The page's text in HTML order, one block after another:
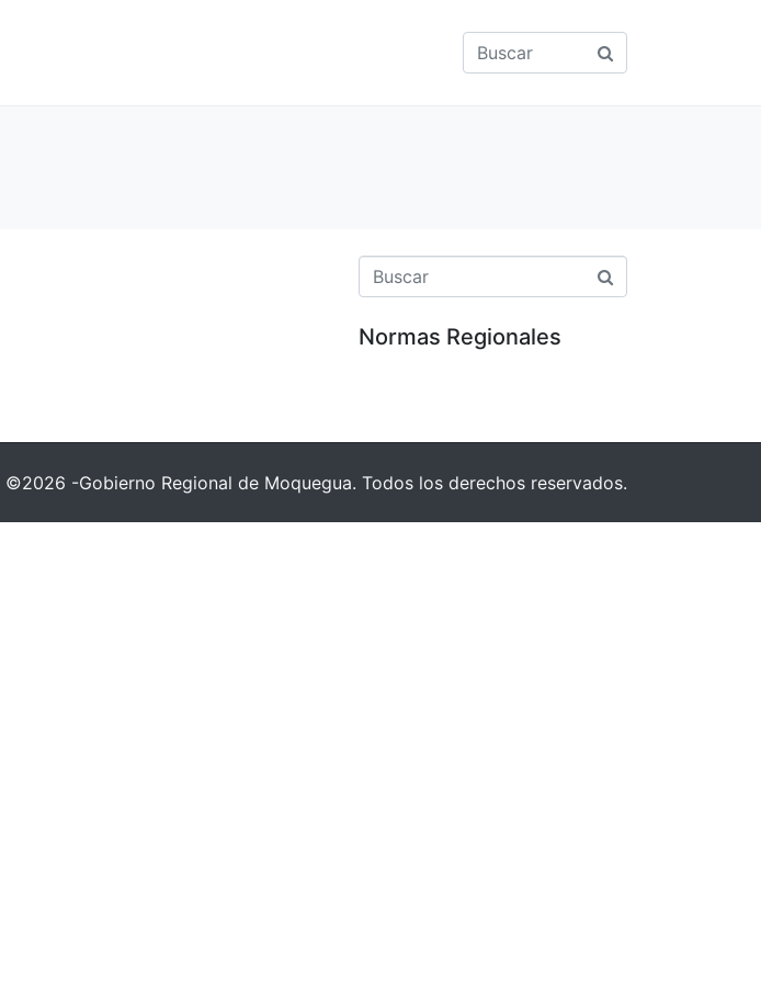
Normas Regionales
©2026 -Gobierno Regional de Moquegua. Todos los derechos reservados.